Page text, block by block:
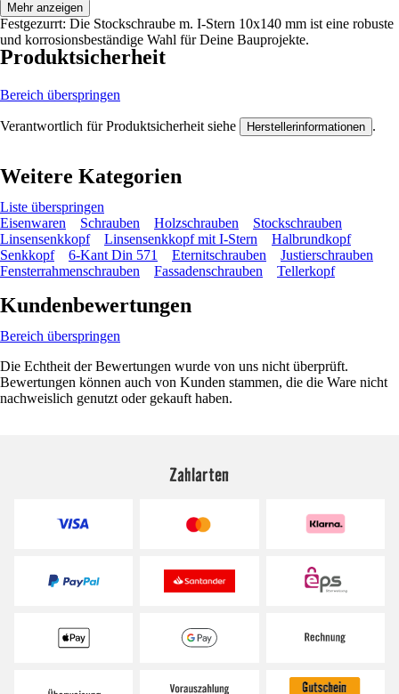
Festgezurrt: Die Stockschraube m. I-Stern 10x140 mm ist eine robuste
und korrosionsbeständige Wahl für Deine Bauprojekte.
Mehr anzeigen
Produktsicherheit
Bereich überspringen
Verantwortlich für Produktsicherheit siehe Herstellerinformationen .
Weitere Kategorien
Liste überspringen
Eisenwaren
Schrauben Holzschrauben
Stockschrauben
Linsensenkkopf
Linsensenkkopf mit I-Stern
Halbrundkopf
Senkkopf
6-Kant Din 571 Eternitschrauben
Justierschrauben
Fensterrahmenschrauben
Fassadenschrauben Tellerkopf
Kundenbewertungen
Bereich überspringen
Die Echtheit der Bewertungen wurde von uns nicht überprüft.
Bewertungen können auch von Kunden stammen, die die Ware nicht
nachweislich genutzt oder gekauft haben.
Zahlarten